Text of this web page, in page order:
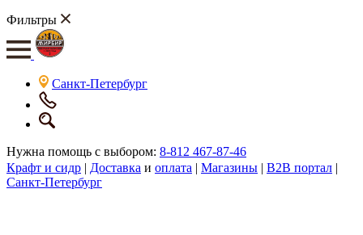
Фильтры
Санкт-Петербург
Нужна помощь с выбором: 8-812 467-87-46
Крафт и сидр | Доставка и оплата | Магазины | B2B портал |
Санкт-Петербург